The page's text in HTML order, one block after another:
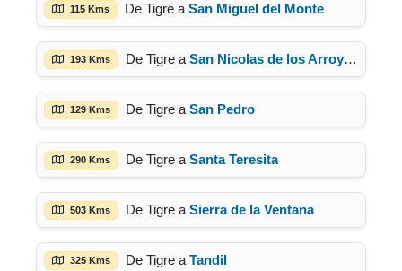
115 Kms De Tigre a San Miguel del Monte
193 Kms De Tigre a San Nicolas de los Arroyos
129 Kms De Tigre a San Pedro
290 Kms De Tigre a Santa Teresita
503 Kms De Tigre a Sierra de la Ventana
325 Kms De Tigre a Tandil